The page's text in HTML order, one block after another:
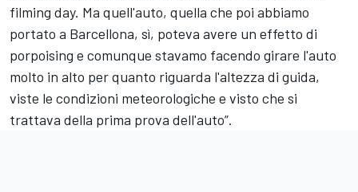
filming day. Ma quell'auto, quella che poi abbiamo
portato a Barcellona, sì, poteva avere un effetto di
porpoising e comunque stavamo facendo girare l'auto
molto in alto per quanto riguarda l'altezza di guida,
viste le condizioni meteorologiche e visto che si
trattava della prima prova dell'auto”.